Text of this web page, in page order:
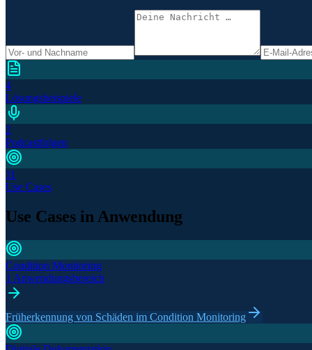
4
Lösungsbeispiele
2
Podcastfolgen
11
Use Cases
Use Cases in Anwendung
Condition Monitoring
1 Anwendungsbereich
Früherkennung von Schäden im Condition Monitoring